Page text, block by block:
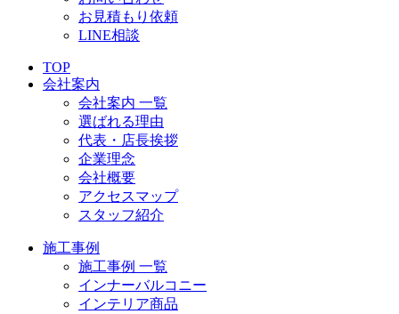
お見積もり依頼
LINE相談
TOP
会社案内
会社案内 一覧
選ばれる理由
代表・店長挨拶
企業理念
会社概要
アクセスマップ
スタッフ紹介
施工事例
施工事例 一覧
インナーバルコニー
インテリア商品